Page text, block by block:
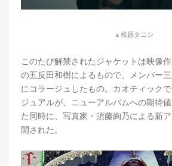
▲松原タニシ
このたび解禁されたジャケットは映像
の五反田和樹によるもので、メンバー
にコラージュしたもの。カオティック
ジュアルが、ニューアルバムへの期待
た同時に、写真家・須藤絢乃による新
開された。